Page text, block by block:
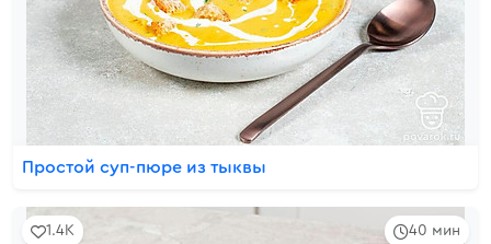
Простой суп-пюре из тыквы
40 мин
1.4K